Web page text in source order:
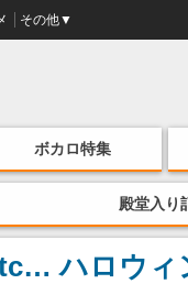
その他▼
ボカロ特集
殿堂入り
ハロウ